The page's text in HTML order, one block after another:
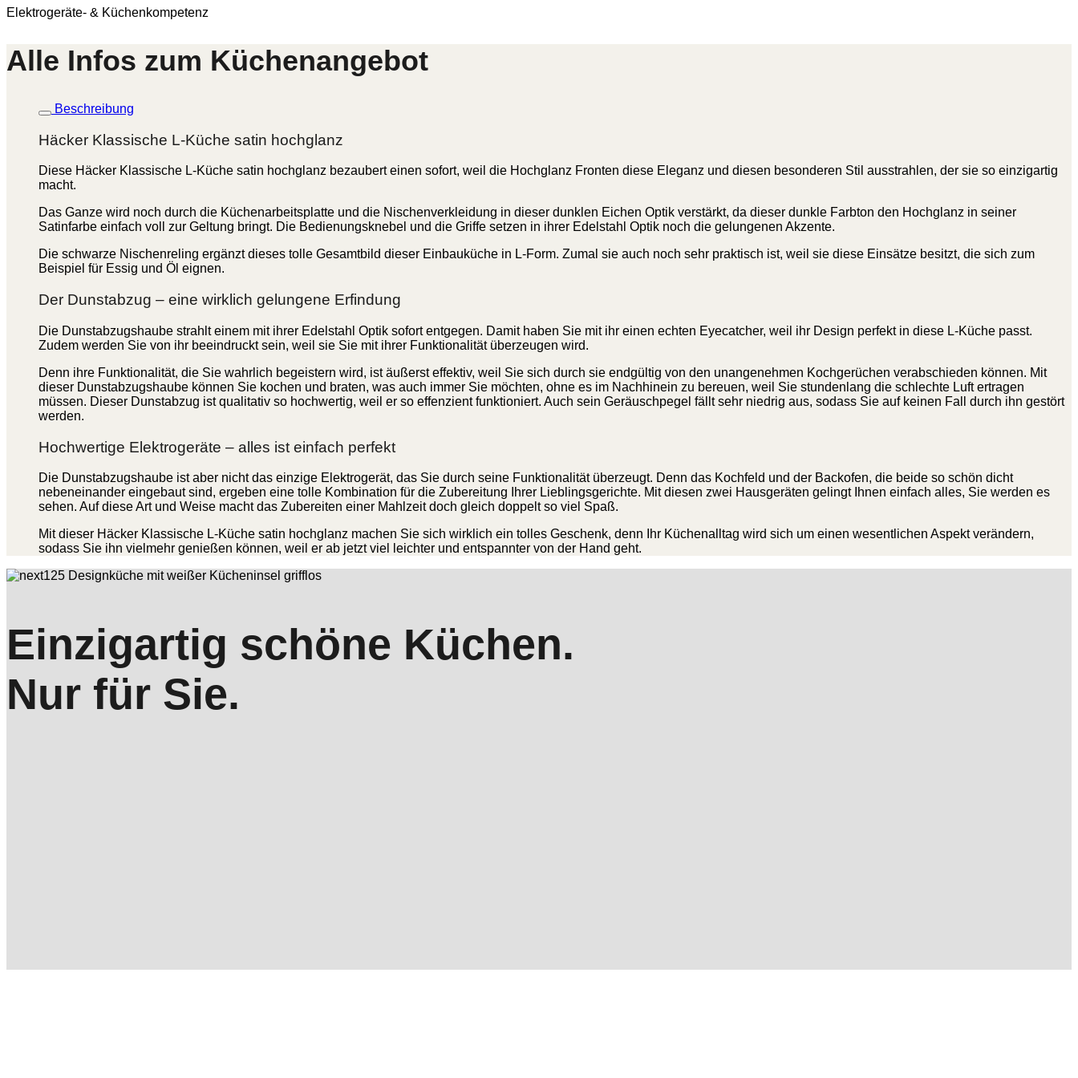
Elektrogeräte- & Küchenkompetenz
Alle Infos zum Küchenangebot
Beschreibung
Häcker Klassische L-Küche satin hochglanz
Diese Häcker Klassische L-Küche satin hochglanz bezaubert einen sofort, weil die Hochglanz Fronten diese Eleganz und diesen besonderen Stil ausstrahlen, der sie so einzigartig
macht.
Das Ganze wird noch durch die Küchenarbeitsplatte und die Nischenverkleidung in dieser dunklen Eichen Optik verstärkt, da dieser dunkle Farbton den Hochglanz in seiner
Satinfarbe einfach voll zur Geltung bringt. Die Bedienungsknebel und die Griffe setzen in ihrer Edelstahl Optik noch die gelungenen Akzente.
Die schwarze Nischenreling ergänzt dieses tolle Gesamtbild dieser Einbauküche in L-Form. Zumal sie auch noch sehr praktisch ist, weil sie diese Einsätze besitzt, die sich zum
Beispiel für Essig und Öl eignen.
Der Dunstabzug – eine wirklich gelungene Erfindung
Die Dunstabzugshaube strahlt einem mit ihrer Edelstahl Optik sofort entgegen. Damit haben Sie mit ihr einen echten Eyecatcher, weil ihr Design perfekt in diese L-Küche passt.
Zudem werden Sie von ihr beeindruckt sein, weil sie Sie mit ihrer Funktionalität überzeugen wird.
Denn ihre Funktionalität, die Sie wahrlich begeistern wird, ist äußerst effektiv, weil Sie sich durch sie endgültig von den unangenehmen Kochgerüchen verabschieden können. Mit
dieser Dunstabzugshaube können Sie kochen und braten, was auch immer Sie möchten, ohne es im Nachhinein zu bereuen, weil Sie stundenlang die schlechte Luft ertragen
müssen. Dieser Dunstabzug ist qualitativ so hochwertig, weil er so effenzient funktioniert. Auch sein Geräuschpegel fällt sehr niedrig aus, sodass Sie auf keinen Fall durch ihn gestört
werden.
Hochwertige Elektrogeräte – alles ist einfach perfekt
Die Dunstabzugshaube ist aber nicht das einzige Elektrogerät, das Sie durch seine Funktionalität überzeugt. Denn das Kochfeld und der Backofen, die beide so schön dicht
nebeneinander eingebaut sind, ergeben eine tolle Kombination für die Zubereitung Ihrer Lieblingsgerichte. Mit diesen zwei Hausgeräten gelingt Ihnen einfach alles, Sie werden es
sehen. Auf diese Art und Weise macht das Zubereiten einer Mahlzeit doch gleich doppelt so viel Spaß.
Mit dieser Häcker Klassische L-Küche satin hochglanz machen Sie sich wirklich ein tolles Geschenk, denn Ihr Küchenalltag wird sich um einen wesentlichen Aspekt verändern,
sodass Sie ihn vielmehr genießen können, weil er ab jetzt viel leichter und entspannter von der Hand geht.
Einzigartig schöne Küchen.
Nur für Sie.